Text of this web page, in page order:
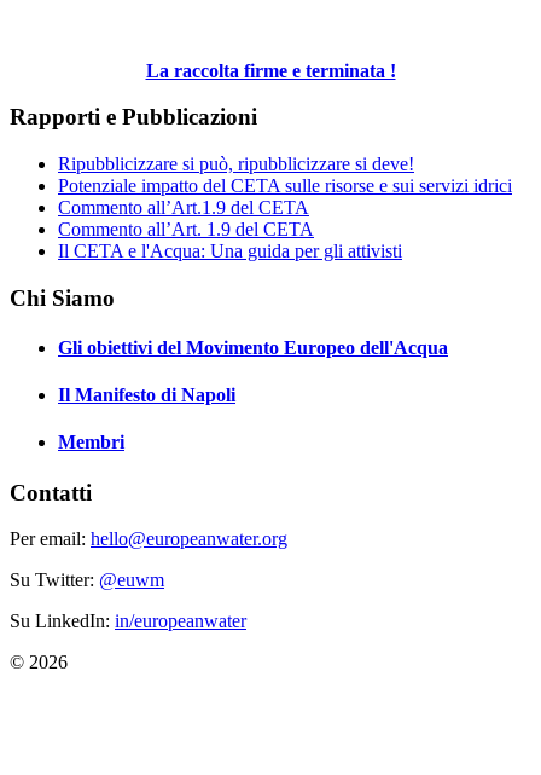
La raccolta firme e terminata !
Rapporti e Pubblicazioni
Ripubblicizzare si può, ripubblicizzare si deve!
Potenziale impatto del CETA sulle risorse e sui servizi idrici
Commento all’Art.1.9 del CETA
Commento all’Art. 1.9 del CETA
Il CETA e l'Acqua: Una guida per gli attivisti
Chi Siamo
Gli obiettivi del Movimento Europeo dell'Acqua
Il Manifesto di Napoli
Membri
Contatti
Per email: hello@europeanwater.org
Su Twitter: @euwm
Su LinkedIn: in/europeanwater
© 2026